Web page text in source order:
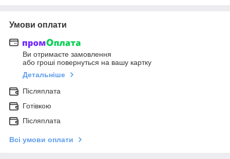
Умови оплати
Ви отримаєте замовлення
або гроші повернуться на вашу картку
Детальніше
Післяплата
Готівкою
Післяплата
Всі умови оплати